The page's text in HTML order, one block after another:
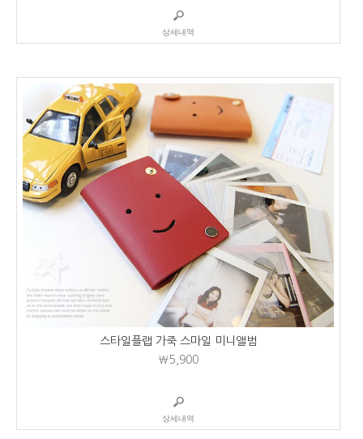
상세내역
스타일플랩 가죽 스마일 미니앨범
₩5,900
상세내역